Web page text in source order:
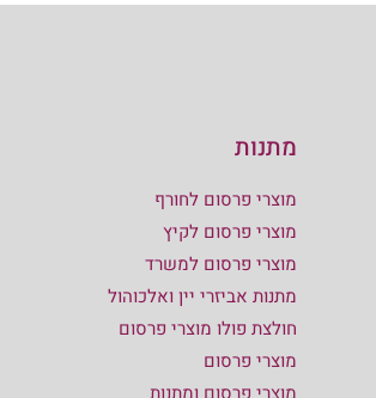
מתנות
מוצרי פרסום לחורף
מוצרי פרסום לקיץ
מוצרי פרסום למשרד
מתנות אביזרי יין ואלכוהול
חולצת פולו מוצרי פרסום
מוצרי פרסום
מוצרי פרסום ומתנות